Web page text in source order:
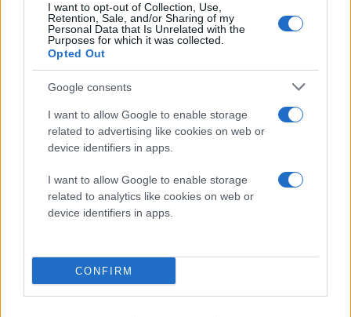
I want to opt-out of Collection, Use,
Retention, Sale, and/or Sharing of my
Personal Data that Is Unrelated with the
Purposes for which it was collected.
Opted Out
Google consents
I want to allow Google to enable storage
related to advertising like cookies on web or
device identifiers in apps.
I want to allow Google to enable storage
related to analytics like cookies on web or
device identifiers in apps.
CONFIRM